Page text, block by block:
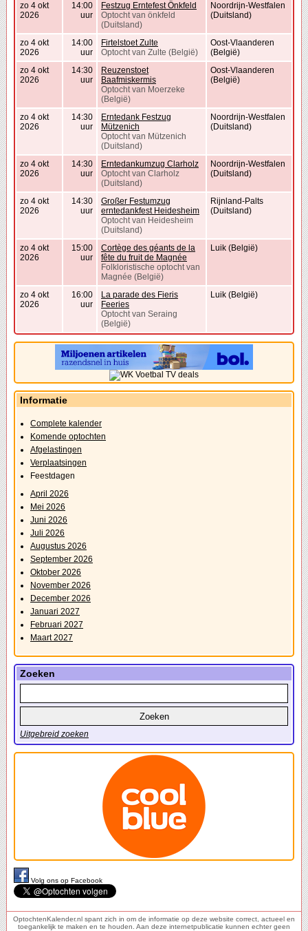
zo 4 okt
2026
14:00
uur
Festzug Erntefest Önkfeld
Optocht van önkfeld
(Duitsland)
Noordrijn-Westfalen
(Duitsland)
zo 4 okt
2026
14:00
uur
Firtelstoet Zulte
Optocht van Zulte (België)
Oost-Vlaanderen
(België)
zo 4 okt
2026
14:30
uur
Reuzenstoet
Baafmiskermis
Optocht van Moerzeke
(België)
Oost-Vlaanderen
(België)
zo 4 okt
2026
14:30
uur
Erntedank Festzug
Mützenich
Optocht van Mützenich
(Duitsland)
Noordrijn-Westfalen
(Duitsland)
zo 4 okt
2026
14:30
uur
Erntedankumzug Clarholz
Optocht van Clarholz
(Duitsland)
Noordrijn-Westfalen
(Duitsland)
zo 4 okt
2026
14:30
uur
Großer Festumzug
erntedankfest Heidesheim
Optocht van Heidesheim
(Duitsland)
Rijnland-Palts
(Duitsland)
zo 4 okt
2026
15:00
uur
Cortège des géants de la
fête du fruit de Magnée
Folkloristische optocht van
Magnée (België)
Luik (België)
zo 4 okt
2026
16:00
uur
La parade des Fieris
Feeries
Optocht van Seraing
(België)
Luik (België)
Informatie
Complete kalender
Komende optochten
Afgelastingen
Verplaatsingen
Feestdagen
April 2026
Mei 2026
Juni 2026
Juli 2026
Augustus 2026
September 2026
Oktober 2026
November 2026
December 2026
Januari 2027
Februari 2027
Maart 2027
Zoeken
Uitgebreid zoeken
Volg ons op Facebook
OptochtenKalender.nl spant zich in om de informatie op deze website correct, actueel en
toegankelijk te maken en te houden. Aan deze internetpublicatie kunnen echter geen